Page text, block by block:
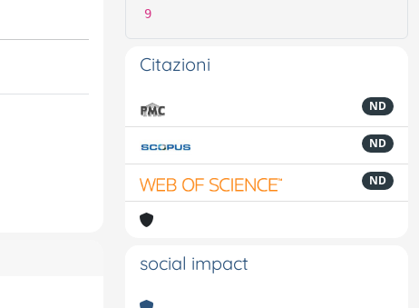
9
Citazioni
ND
ND
ND
social impact